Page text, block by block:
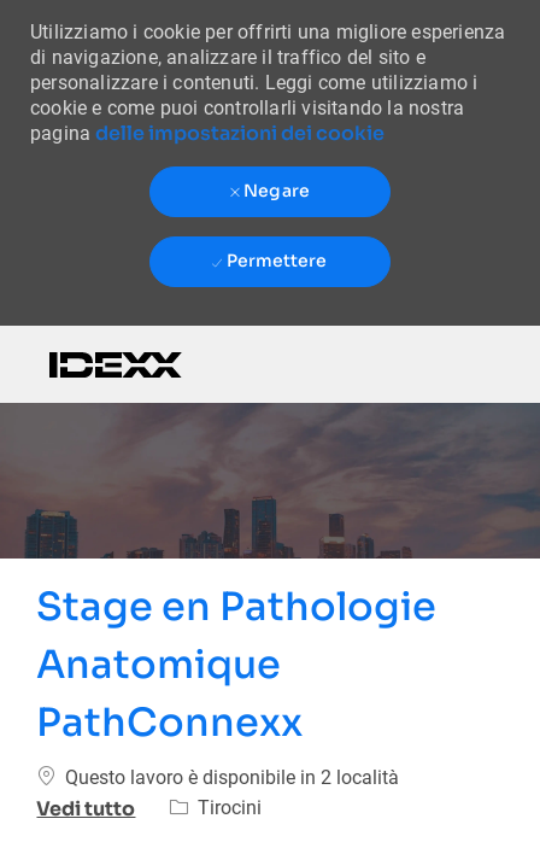
Utilizziamo i cookie per offrirti una migliore esperienza
di navigazione, analizzare il traffico del sito e
personalizzare i contenuti. Leggi come utilizziamo i
cookie e come puoi controllarli visitando la nostra
paginadelle impostazioni dei cookie
Negare
Permettere
Stage en Pathologie
Anatomique
PathConnexx
Questo lavoro è disponibile in 2 località
Vedi tutto Categoria
Tirocini